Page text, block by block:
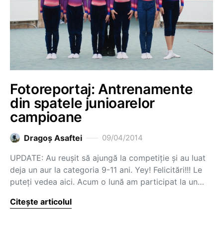
Fotoreportaj: Antrenamente
din spatele junioarelor
campioane
Dragoş Asaftei 09/04/2014
UPDATE: Au reușit să ajungă la competiție și au luat
deja un aur la categoria 9-11 ani. Yey! Felicitări!!! Le
puteți vedea aici. Acum o lună am participat la un…
Citește articolul